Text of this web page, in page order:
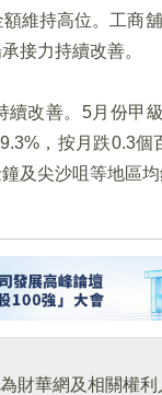
維持高位。工商
接力持續改善。
續改善。5月份甲
，按月跌0.3
及尖沙咀等地區均
財華網及相關權